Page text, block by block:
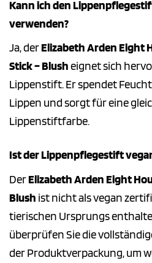
Kann ich den
verwenden?
Ja, derElizabeth Arden Eight
Stick – Blusheignet sich
Lippenstift. Er spendet
Lippen und sorgt für eine
Lippenstiftfarbe.
Ist der Lippenpflegestift
DerElizabeth Arden Eight
Blush ist nicht als vegan
tierischen Ursprungs
überprüfen Sie die
der Produktverpackung, um